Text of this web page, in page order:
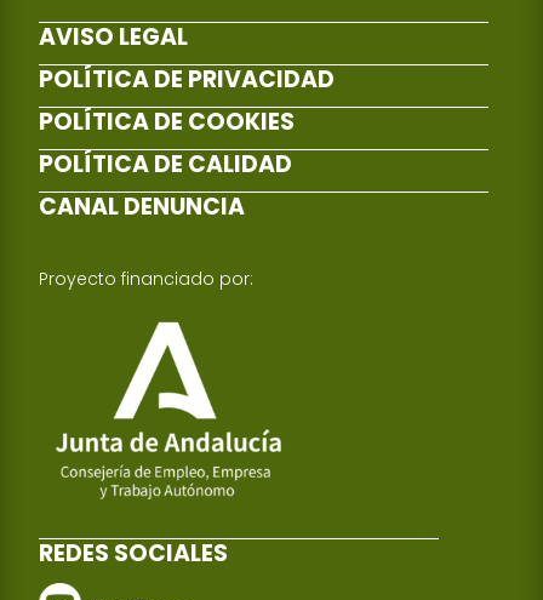
AVISO LEGAL
POLÍTICA DE PRIVACIDAD
POLÍTICA DE COOKIES
POLÍTICA DE CALIDAD
CANAL DENUNCIA
Proyecto financiado por:
REDES SOCIALES